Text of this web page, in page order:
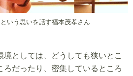
いう思いを話す福本茂孝さん
境としては、どうしても狭いとこ
ろだったり、密集しているところ